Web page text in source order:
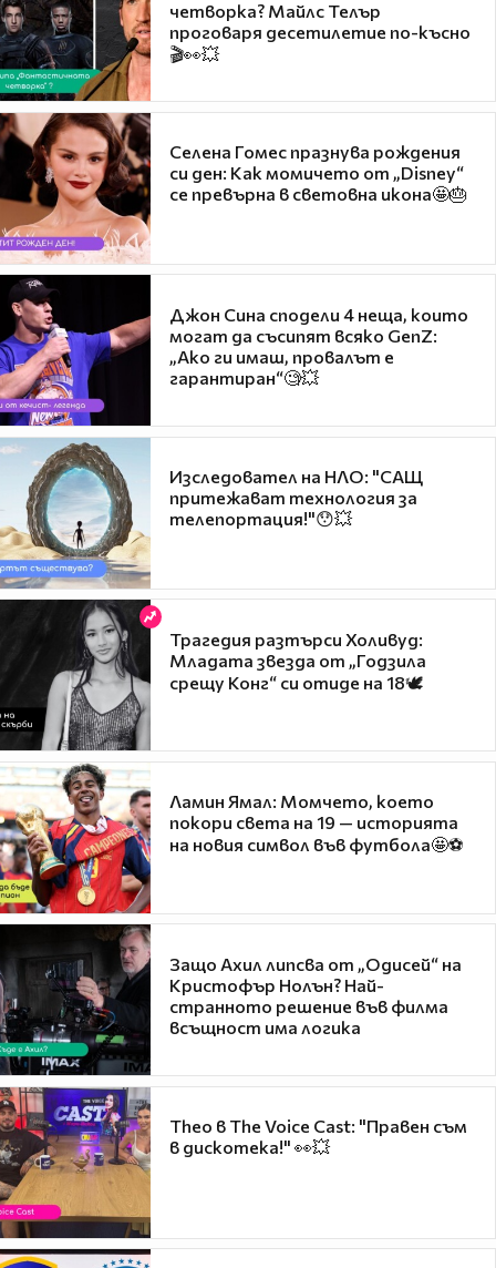
четворка? Майлс Телър
проговаря десетилетие по-късно
🎬👀💥
Селена Гомес празнува рождения
си ден: Как момичето от „Disney“
се превърна в световна икона🤩🎂
Джон Сина сподели 4 неща, които
могат да съсипят всяко GenZ:
„Ако ги имаш, провалът е
гарантиран“🧐💥
Изследовател на НЛО: "САЩ
притежават технология за
телепортация!"😯💥
Трагедия разтърси Холивуд:
Младата звезда от „Годзила
срещу Конг“ си отиде на 18🕊️
Ламин Ямал: Момчето, което
покори света на 19 — историята
на новия символ във футбола🤩⚽
Защо Ахил липсва от „Одисей“ на
Кристофър Нолън? Най-
странното решение във филма
всъщност има логика
Theo в The Voice Cast: "Правен съм
в дискотека!" 👀💥